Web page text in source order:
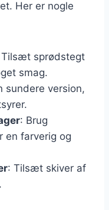
Her er nogle
Tilsæt sprødstegt
smag.
sundere version,
: Brug
en farverig og
: Tilsæt skiver af